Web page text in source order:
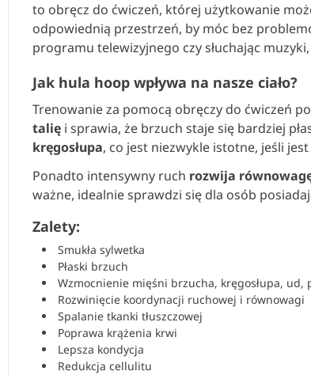
to obręcz do ćwiczeń, której użytkowanie
odpowiednią przestrzeń, by móc bez
programu telewizyjnego czy słuchając
Jak hula hoop wpływa na nasze ciało?
Trenowanie za pomocą obręczy do ćwiczeń
talię i sprawia, że brzuch staje się bardziej
kręgosłupa, co jest niezwykle istotne, jeśli
Ponadto intensywny ruch rozwija
ważne, idealnie sprawdzi się dla osób
Zalety:
Smukła sylwetka
Płaski brzuch
Wzmocnienie mięśni brzucha, kręgosłupa, ud,
Rozwinięcie koordynacji ruchowej i równowagi
Spalanie tkanki tłuszczowej
Poprawa krążenia krwi
Lepsza kondycja
Redukcja cellulitu